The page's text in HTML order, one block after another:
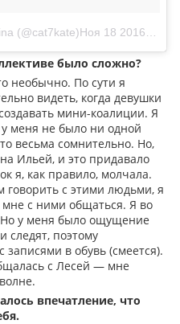
(@cat7kate)Ноя 18 2016 в 4:58 PST
было сложно?
необычно. По сути я
видеть, когда девушки
мини-коалиции. Я
меня не было ни одной
весьма сомнительно. Но,
Ильей, и это придавало
я, как правило, молчала.
с этими людьми, я
с ними общаться. Я во
Но у меня было ощущение
следят, поэтому
записями в обувь (смеется).
с Лесей — мне
впечатление, что